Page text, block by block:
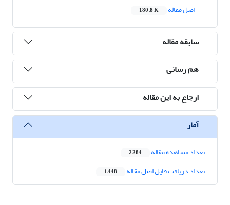
اصل مقاله
180.8 K
سابقه مقاله
هم رسانی
ارجاع به این مقاله
آمار
تعداد مشاهده مقاله 2,284
تعداد دریافت فایل اصل مقاله 1,448